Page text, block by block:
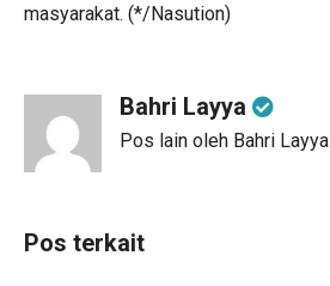
masyarakat. (*/Nasution)
Bahri Layya
Pos lain oleh Bahri Layya
Pos terkait